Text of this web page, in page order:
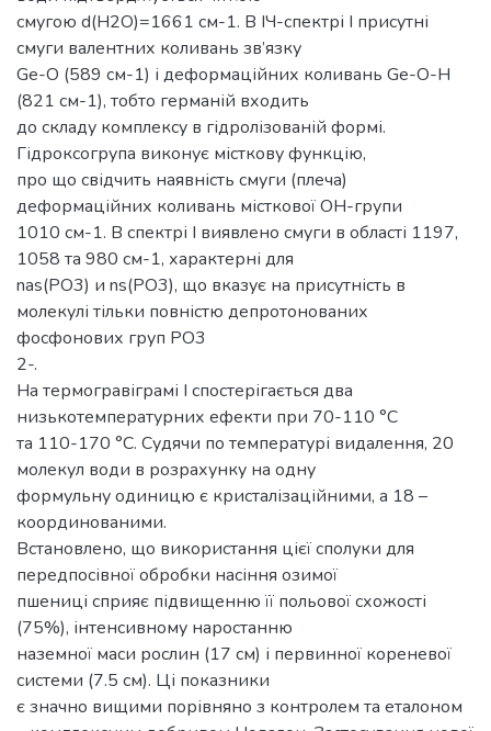
смугою d(Н2О)=1661 см-1. В ІЧ-спектрі I присутні
смуги валентних коливань зв’язку
Ge-O (589 см-1) і деформаційних коливань Ge-О-Н
(821 см-1), тобто германій входить
до складу комплексу в гідролізованій формі.
Гідроксогрупа виконує місткову функцію,
про що свідчить наявність смуги (плеча)
деформаційних коливань місткової ОН-групи
1010 см-1. В спектрі I виявлено смуги в області 1197,
1058 та 980 см-1, характерні для
nas(PO3) и ns(PO3), що вказує на присутність в
молекулі тільки повністю депротонованих
фосфонових груп PO3
2-.
На термогравіграмі I спостерігається два
низькотемпературних ефекти при 70-110 °С
та 110-170 °С. Судячи по температурі видалення, 20
молекул води в розрахунку на одну
формульну одиницю є кристалізаційними, а 18 –
координованими.
Встановлено, що використання цієї сполуки для
передпосівної обробки насіння озимої
пшениці сприяє підвищенню її польової схожості
(75%), інтенсивному наростанню
наземної маси рослин (17 см) і первинної кореневої
системи (7.5 см). Ці показники
є значно вищими порівняно з контролем та еталоном